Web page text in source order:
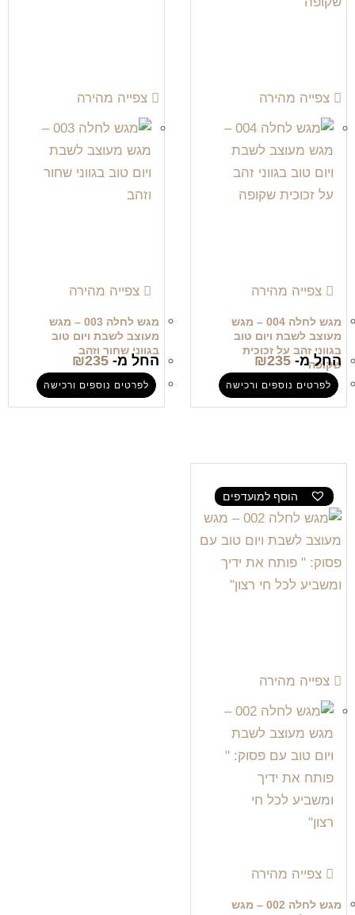
צפייה מהירה
צפייה מהירה
מגש לחלה 004 – מגש
מעוצב לשבת ויום טוב
בגווני זהב על זכוכית
שקופה
החל מ- ₪235
לפרטים נוספים ורכישה
צפייה מהירה
צפייה מהירה
מגש לחלה 003 – מגש
מעוצב לשבת ויום טוב
בגווני שחור וזהב
החל מ- ₪235
לפרטים נוספים ורכישה
הוסף למועדפים
צפייה מהירה
צפייה מהירה
מגש לחלה 002 – מגש